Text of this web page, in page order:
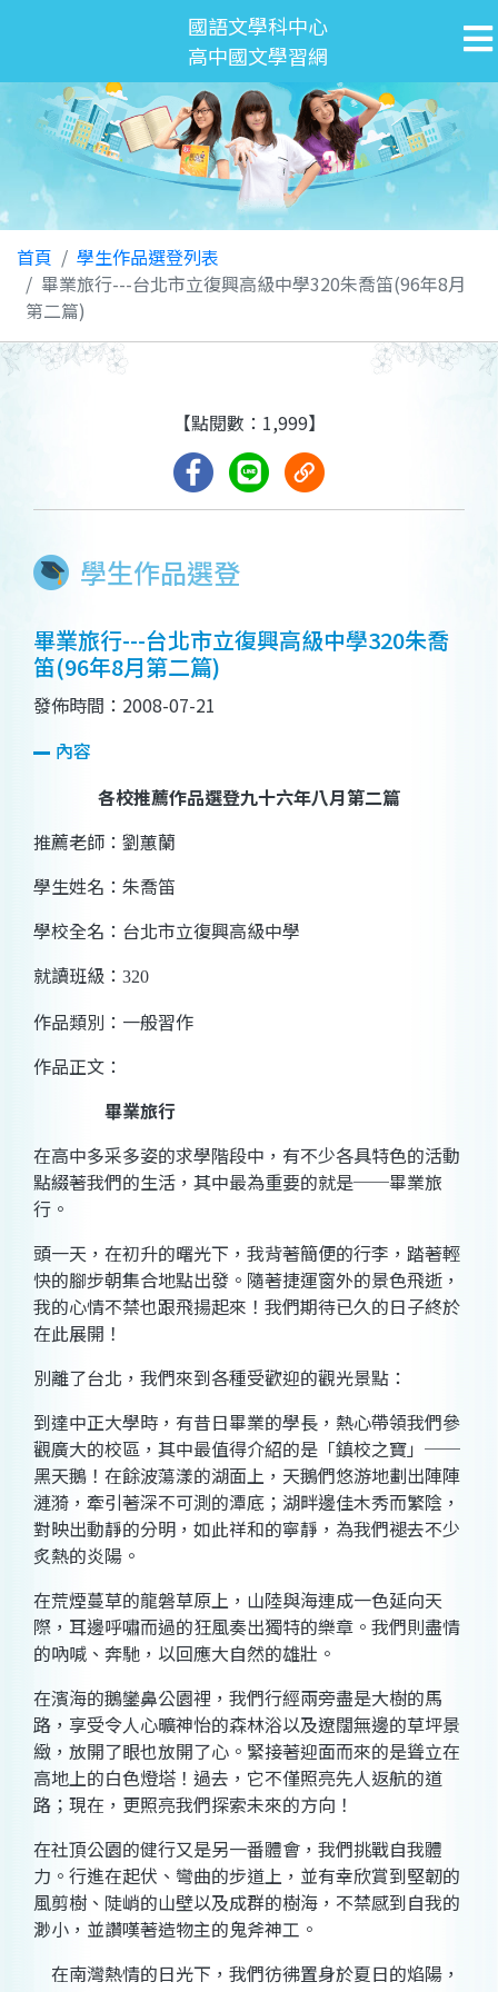
國語文學科中心
高中國文學習網
首頁
學生作品選登列表
畢業旅行---台北市立復興高級中學320朱喬笛(96年8月
第二篇)
學生作品選登
【點閱數：1,999】
畢業旅行---台北市立復興高級中學320朱喬
笛(96年8月第二篇)
發佈時間：2008-07-21
內容
各校推薦作品選登九十六年八月第二篇
推薦老師：劉蕙蘭
學生姓名：朱喬笛
學校全名：台北市立復興高級中學
就讀班級： 320
作品類別：一般習作
作品正文：
畢業旅行
在高中多采多姿的求學階段中， 有不少各具特色的活動
點綴著我們的生活， 其中最為重要的就是──畢業旅
行。
頭一天， 在初升的曙光下， 我背著簡便的行李， 踏著輕
快的腳步朝集合地點出發。 隨著捷運窗外的景色飛逝，
我的心情不禁也跟飛揚起來！ 我們期待已久的日子終於
在此展開！
別離了台北， 我們來到各種受歡迎的觀光景點：
到達中正大學時， 有昔日畢業的學長，熱心帶領我們參
觀廣大的校區， 其中最值得介紹的是「鎮校之寶」──
黑天鵝 ！ 在餘波蕩漾的湖面上 ， 天鵝們悠游地劃出陣陣
漣漪， 牽引著深不可測的潭底； 湖畔邊佳木秀而繁陰，
對映出動靜的分明， 如此祥和的寧靜， 為我們褪去不少
炙熱的炎陽。
在荒煙蔓草的龍磐草原上， 山陸與海連成一色延向天
際， 耳邊呼嘯而過的狂風奏出獨特的樂章。 我們則盡情
的吶喊、奔馳， 以回應大自然的雄壯。
在濱海的鵝鑾鼻公園裡， 我們行經兩旁盡是大樹的馬
路 ， 享受令人心曠神怡的森林浴以及遼闊無邊的草坪景
緻 ， 放開了眼也放開了心。 緊接著迎面而來的是聳立在
高地上的白色燈塔！ 過去，它不僅照亮先人返航的道
路；現在， 更照亮我們探索未來的方向！
在社頂公園的健行又是另一番體會 ， 我們挑戰自我體
力。 行進在起伏、彎曲的步道上， 並有幸欣賞到堅韌的
風剪樹、陡峭的山壁以及成群的樹海， 不禁感到自我的
渺小， 並讚嘆著造物主的鬼斧神工。
在南灣熱情的日光下 ， 我們彷彿置身於夏日的焰陽，